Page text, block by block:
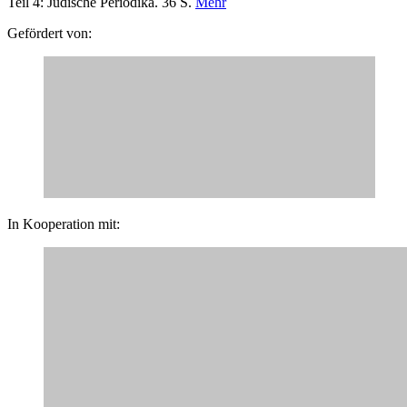
Gefördert von:
In Kooperation mit: